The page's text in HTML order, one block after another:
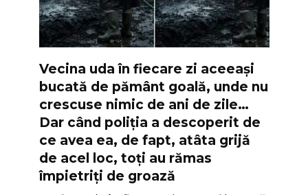
Vecina uda în fiecare zi aceeași
bucată de pământ goală, unde nu
crescuse nimic de ani de zile…
Dar când poliția a descoperit de
ce avea ea, de fapt, atâta grijă
de acel loc, toți au rămas
împietriți de groază